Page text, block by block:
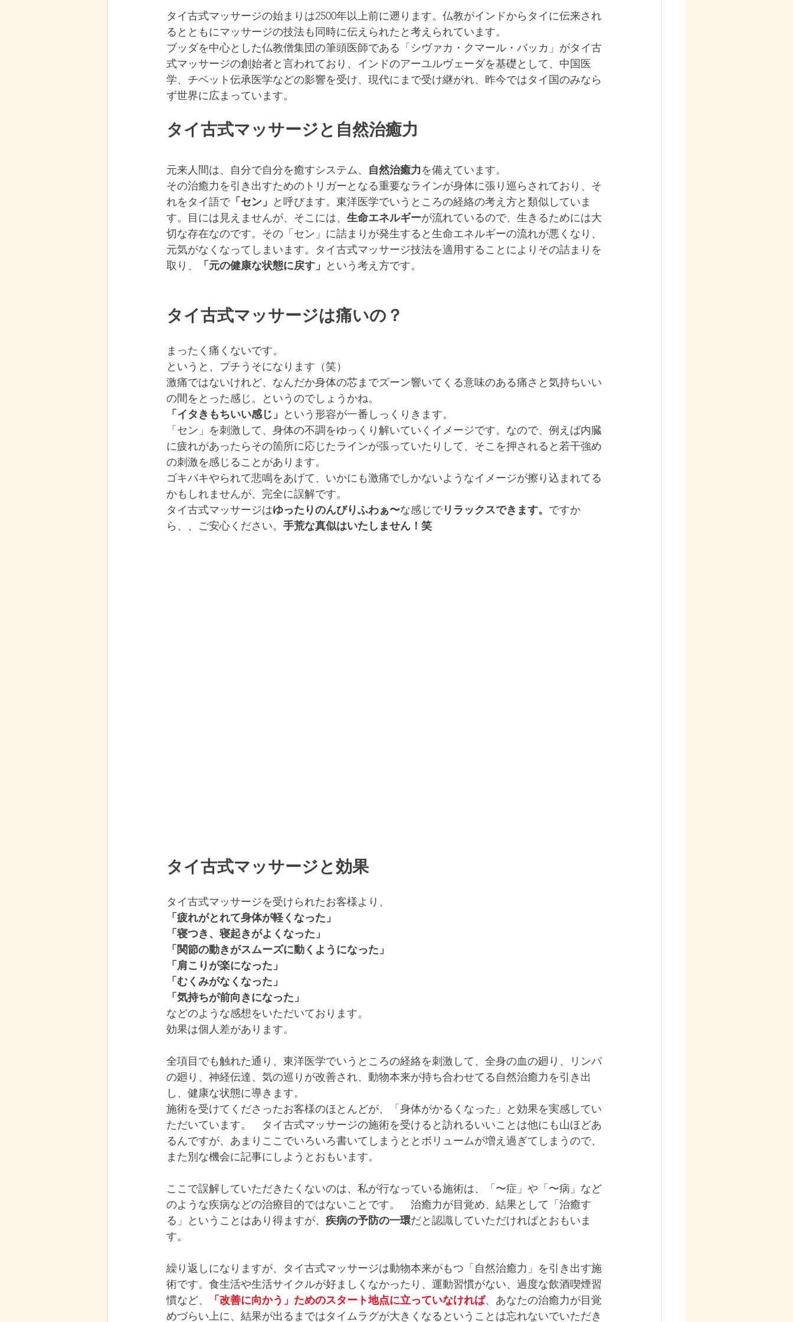
タイ古式マッサージの始まりは2500年以上前に遡ります。仏教がインドからタイに伝来され
るとともにマッサージの技法も同時に伝えられたと考えられています。
ブッダを中心とした仏教僧集団の筆頭医師である「シヴァカ・クマール・バッカ」がタイ古
式マッサージの創始者と言われており、インドのアーユルヴェーダを基礎として、中国医
学、チベット伝承医学などの影響を受け、現代にまで受け継がれ、昨今ではタイ国のみなら
ず世界に広まっています。
タイ古式マッサージと自然治癒力
元来人間は、自分で自分を癒すシステム、 自然治癒力を備えています。
その治癒力を引き出すためのトリガーとなる重要なラインが身体に張り巡らされており、そ
れをタイ語で「セン」 と呼びます。東洋医学でいうところの経絡の考え方と類似していま
す。目には見えませんが、そこには、 生命エネルギーが流れているので、生きるためには大
切な存在なのです。その「セン」に詰まりが発生すると生命エネルギーの流れが悪くなり、
元気がなくなってしまいます。タイ古式マッサージ技法を適用することによりその詰まりを
取り、
「元の健康な状態に戻す」 という考え方です。
タイ古式マッサージは痛いの？
まったく痛くないです。
というと、プチうそになります（笑）
激痛ではないけれど、なんだか身体の芯までズーン響いてくる意味のある痛さと気持ちいい
の間をとった感じ。というのでしょうかね。
「イタきもちいい感じ」 という形容が一番しっくりきます。
「セン」を刺激して、身体の不調をゆっくり解いていくイメージです。なので、例えば内臓
に疲れがあったらその箇所に応じたラインが張っていたりして、そこを押されると若干強め
の刺激を感じることがあります。
ゴキバキやられて悲鳴をあげて、いかにも激痛でしかないようなイメージが擦り込まれてる
かもしれませんが、完全に誤解です。
タイ古式マッサージはゆったりのんびりふわぁ〜な感じでリラックスできます。 ですか
ら、、ご安心ください。 手荒な真似はいたしません！笑
タイ古式マッサージと効果
タイ古式マッサージを受けられたお客様より、
「疲れがとれて身体が軽くなった」
「寝つき、寝起きがよくなった」
「関節の動きがスムーズに動くようになった」
「肩こりが楽になった」
「むくみがなくなった」
「気持ちが前向きになった」
などのような感想をいただいております。
効果は個人差があります。
全項目でも触れた通り、東洋医学でいうところの経絡を刺激して、全身の血の廻り、リンパ
の廻り、神経伝達、気の巡りが改善され、動物本来が持ち合わせてる自然治癒力を引き出
し、健康な状態に導きます。
施術を受けてくださったお客様のほとんどが、「身体がかるくなった」と効果を実感してい
ただいています。　タイ古式マッサージの施術を受けると訪れるいいことは他にも山ほどあ
るんですが、あまりここでいろいろ書いてしまうととボリュームが増え過ぎてしまうので、
また別な機会に記事にしようとおもいます。
ここで誤解していただきたくないのは、私が行なっている施術は、「〜症」や「〜病」など
のような疾病などの治療目的ではないことです。　治癒力が目覚め、結果として「治癒す
る」ということはあり得ますが、 疾病の予防の一環だと認識していただければとおもいま
す。
繰り返しになりますが、タイ古式マッサージは動物本来がもつ「自然治癒力」を引き出す施
術です。食生活や生活サイクルが好ましくなかったり、運動習慣がない、過度な飲酒喫煙習
慣など、
「改善に向かう」ためのスタート地点に立っていなければ、あなたの治癒力が目覚
めづらい上に、結果が出るまではタイムラグが大きくなるということは忘れないでいただき